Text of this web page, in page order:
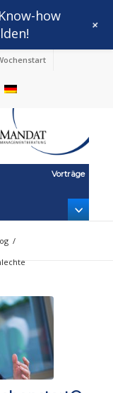
Vorträge
/
how
+